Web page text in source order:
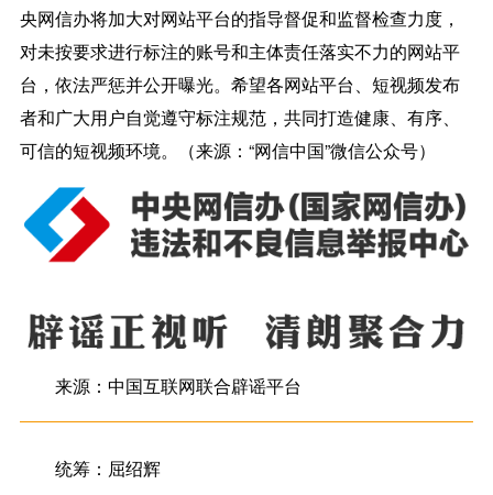
央网信办将加大对网站平台的指导督促和监督检查力度，
对未按要求进行标注的账号和主体责任落实不力的网站平
台，依法严惩并公开曝光。希望各网站平台、短视频发布
者和广大用户自觉遵守标注规范，共同打造健康、有序、
可信的短视频环境。（来源：“网信中国”微信公众号）
来源：中国互联网联合辟谣平台
统筹：屈绍辉